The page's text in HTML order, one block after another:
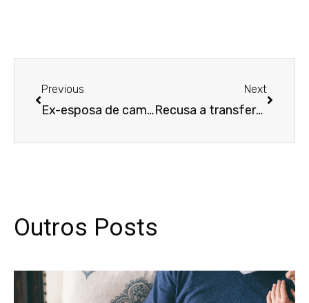
Previous
Ex-esposa de caminhoneiro vítima de acidente de trabalho não consegue indenização
Next
Recusa a transferência não afasta direito de secretária à estabilidade por acidente
Outros Posts